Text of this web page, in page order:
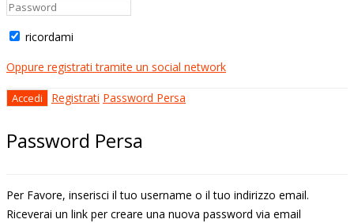
ricordami
Oppure registrati tramite un social network
Registrati Password Persa
Password Persa
Per Favore, inserisci il tuo username o il tuo indirizzo email.
Riceverai un link per creare una nuova password via email